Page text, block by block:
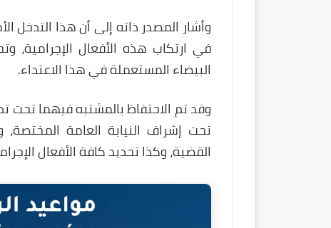
وأشار المصدر ذاته إلى أن هذا
في ارتكاب هذه الأفعال الإجرامية،
البيضاء المستعملة في هذا الاعتداء.
وقد تم الاحتفاظ بالمشتبه فيهما تحت
تحت إشراف النيابة العامة
القضية، وكذا تحديد كافة الأفعال